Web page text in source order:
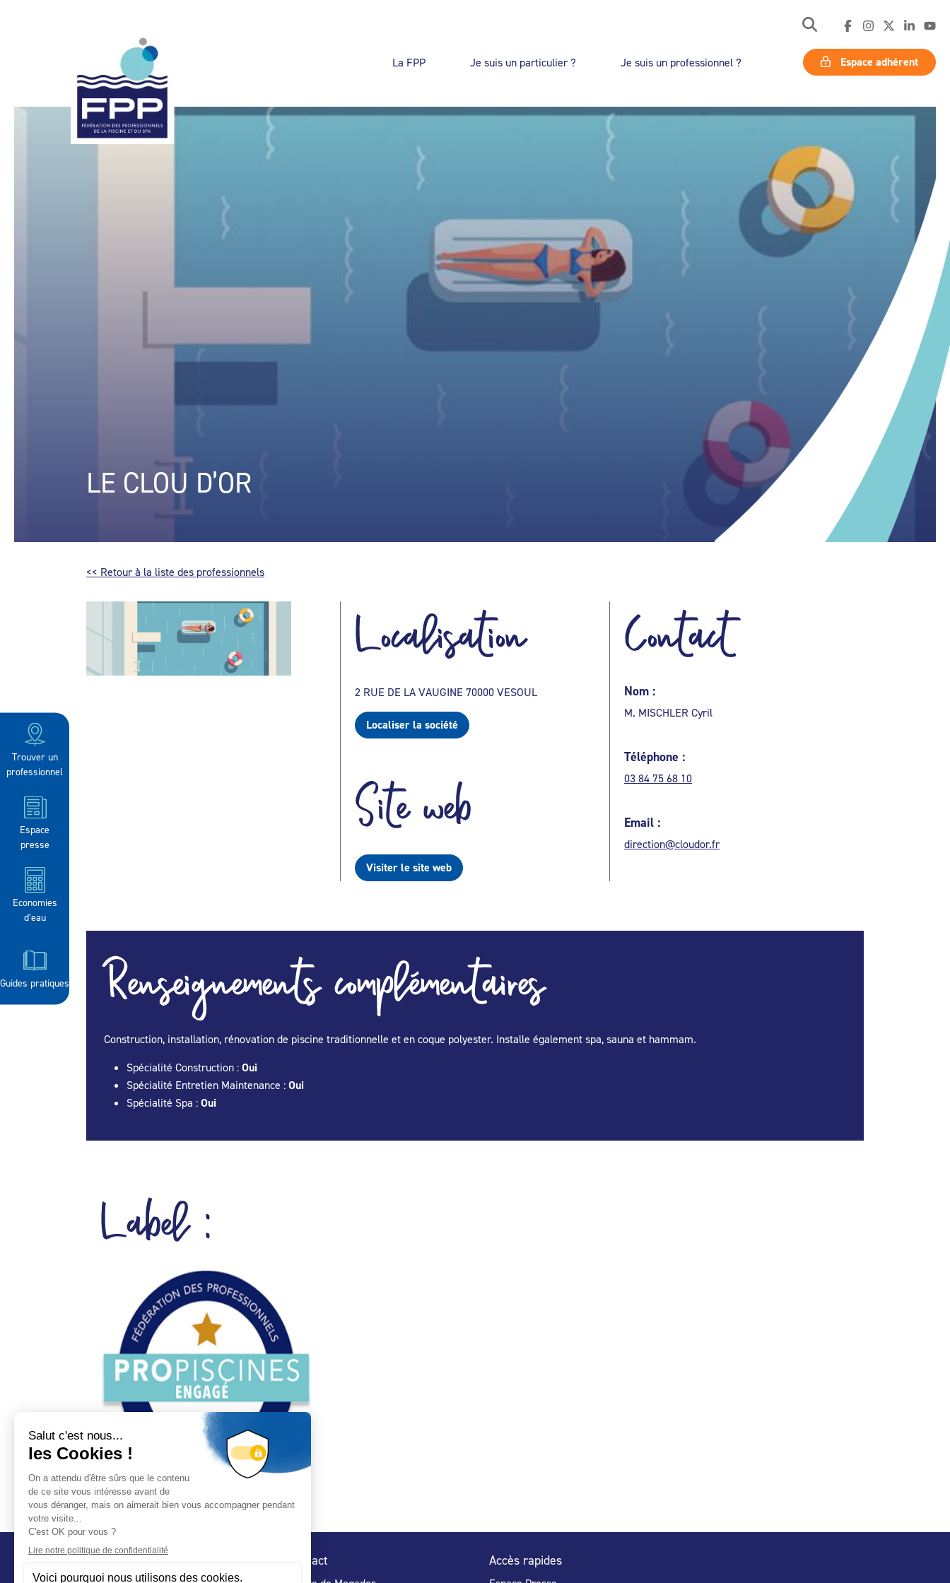
La FPP Je suis un particulier ? Je suis un professionnel ? Espace adhérent
Trouver un
professionnel
Espace
presse
Economies
d’eau
Guides pratiques
LE CLOU D’OR
<< Retour à la liste des professionnels
Localisation
2 RUE DE LA VAUGINE 70000 VESOUL
Localiser la société
Site web
Visiter le site web
Contact
Nom :
M. MISCHLER Cyril
Téléphone :
03 84 75 68 10
Email :
direction@cloudor.fr
Renseignements complémentaires
Construction, installation, rénovation de piscine traditionnelle et en coque polyester. Installe également spa, sauna et hammam.
Spécialité Construction : Oui
Spécialité Entretien Maintenance : Oui
Spécialité Spa : Oui
Label :
Contact Accès rapides